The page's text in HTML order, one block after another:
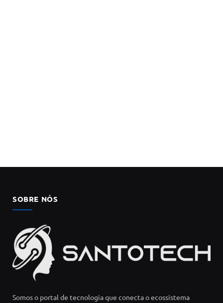
SOBRE NÓS
Somos o portal de tecnologia que conecta o ecossistema